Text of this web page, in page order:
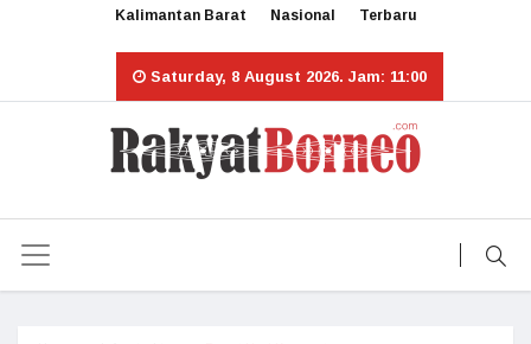
Kalimantan Barat Nasional Terbaru
Saturday, 8 August 2026. Jam: 11:00